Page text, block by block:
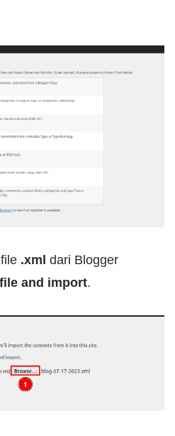
.xml dari Blogger
and import.